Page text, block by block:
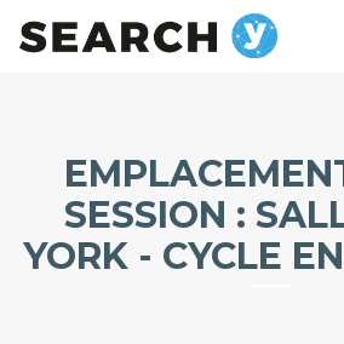
SESSION :
YORK - CYCLE